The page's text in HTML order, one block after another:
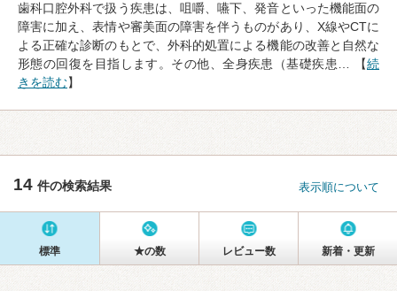
歯科口腔外科で扱う疾患は、咀嚼、嚥下、発音といった機能面の
障害に加え、表情や審美面の障害を伴うものがあり、X線やCTに
よる正確な診断のもとで、外科的処置による機能の改善と自然な
形態の回復を目指します。その他、全身疾患（基礎疾患… 【続
きを読む】
14 件の検索結果 表示順について
標準 ★の数 レビュー数 新着・更新